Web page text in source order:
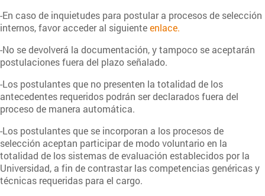
-En caso de inquietudes para postular a procesos de selección
internos, favor acceder al siguienteenlace.
-No se devolverá la documentación, y tampoco se aceptarán
postulaciones fuera del plazo señalado.
-Los postulantes que no presenten la totalidad de los
antecedentes requeridos podrán ser declarados fuera del
proceso de manera automática.
-Los postulantes que se incorporan a los procesos de
selección aceptan participar de modo voluntario en la
totalidad de los sistemas de evaluación establecidos por la
Universidad, a fin de contrastar las competencias genéricas y
técnicas requeridas para el cargo.